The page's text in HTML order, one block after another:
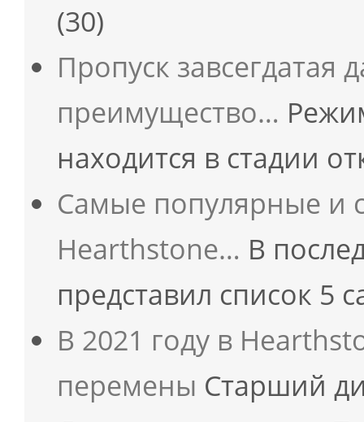
(30)
Пропуск завсегдатая
преимущество…
находится в стадии
Самые популярные и
Hearthstone… В
представил список 5
В 2021 году в
перемены Старший